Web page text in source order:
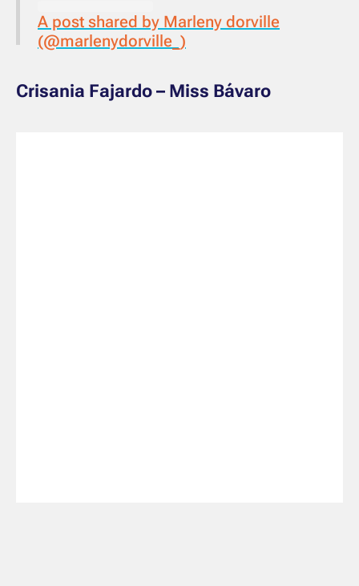
A post shared by Marleny dorville
(@marlenydorville_)
Crisania Fajardo – Miss Bávaro